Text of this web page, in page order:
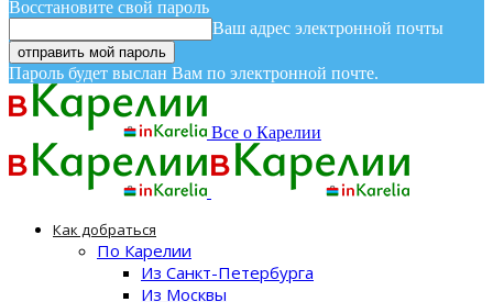
Восстановите свой пароль
Ваш адрес электронной почты
Пароль будет выслан Вам по электронной почте.
Все о Карелии
Как добраться
По Карелии
Из Санкт-Петербурга
Из Москвы